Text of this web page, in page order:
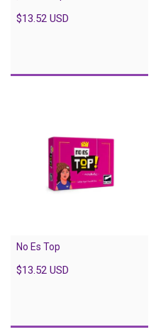
$13.52 USD
No Es Top
$13.52 USD